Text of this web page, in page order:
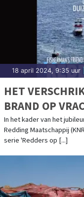
18 april 2024, 9:35 uur
HET
BRAND OP
HIGHWAY
PODCASTSERIE
In het kader van het
Redding Maatschappij
serie 'Redders op [...]